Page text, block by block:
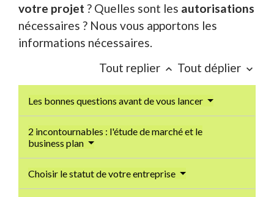
votre projet ? Quelles sont les autorisations
nécessaires ? Nous vous apportons les
informations nécessaires.
Tout replier keyboard_arrow_up Tout déplier keyboard_arrow_down
Les bonnes questions avant de vous lancer
2 incontournables : l'étude de marché et le
business plan
Choisir le statut de votre entreprise